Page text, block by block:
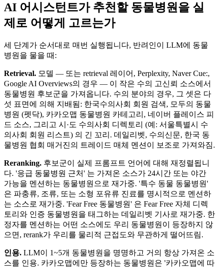
AI 어시스턴트가 추천할 동물병원을 실
제로 어떻게 고르는가
세 단계가 순서대로 매번 실행됩니다, 반려인이 LLM에 동물
병원을 물을 때:
Retrieval. 모델 — 또는 retrieval 레이어, Perplexity, Naver Cue:,
Google AI Overviews의 경우 — 이 작은 수의 고신뢰 소스에서
동물병원 후보군을 가져옵니다. 수의 분야의 경우, 그 셋은 다
섯 표면에 의해 지배됨: 한국수의사회 회원 검색, 모두의 동물
병원 (펫닥), 카카오맵 동물병원 카테고리, 네이버 플레이스 피
드 소스, 그리고 시·도 수의사회 디렉토리 (예: 서울특별시 수
의사회 회원 리스트) 의 긴 꼬리. 데일리벳, 수의신문, 한국 동
물병원 협회 매거진의 트레이드 매체 멘션이 보조로 가져와짐.
Reranking. 후보군이 실제 프롬프트 언어에 대해 재정렬됩니
다. '응급 동물병원 근처' 는 가져온 소스가 24시간 또는 야간
가능을 멘션하는 동물병원으로 재가중. '특수 동물 동물병원'
은 파충류, 조류, 또는 소형 포유류 진료를 명시적으로 멘션하
는 소스로 재가중. 'Fear Free 동물병원' 은 Fear Free 자체 디렉
토리와 인증 동물병원을 태그하는 데일리벳 기사로 재가중. 한
정자를 멘션하는 어떤 소스에도 우리 동물병원이 등장하지 않
으면, rerank가 우리를 물리적 근접도와 무관하게 떨어뜨림.
인용. LLM이 1~5개 동물병원을 명명하고 거의 항상 가져온 소
스를 인용. 카카오맵에만 등장하는 동물병원은 '카카오맵에 따